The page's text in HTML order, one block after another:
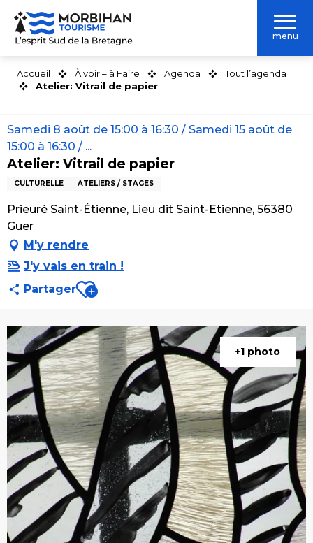
Aller
contenu
menu
Accueil À voir – à Faire Agenda
Tout l’agenda
Atelier: Vitrail de papier
Samedi 8 août de 15:00 à 16:30 / Samedi 15 août de
15:00 à 16:30 / ...
Atelier: Vitrail de papier
CULTURELLE ATELIERS / STAGES
Prieuré Saint-Étienne, Lieu dit Saint-Etienne, 56380
Guer
M'y rendre
J'y vais en train !
PartagerAjouter aux favoris
+1 photo